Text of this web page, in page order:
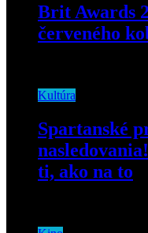
Brit Awards
červeného
Kultúra
Spartanské
ti, ako na to